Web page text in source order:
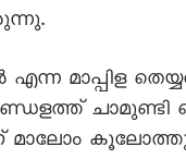
എന്ന മാപ്പിള
ചാമുണ്ടി
മാലോം കൂലോത്തു